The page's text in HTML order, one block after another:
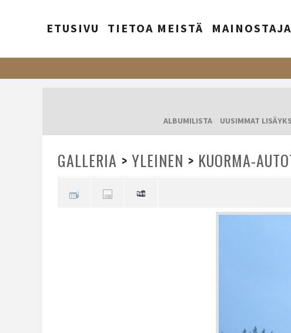
ETUSIVU TIETOA MEISTÄ
ALBUMILISTA
UUSIMMAT
GALLERIA > YLEINEN > KUORMA-